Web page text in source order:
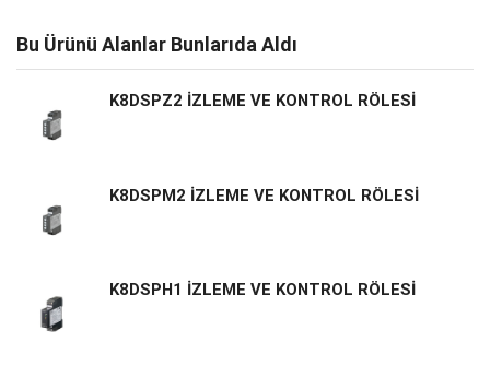
Bu Ürünü Alanlar Bunlarıda Aldı
K8DSPZ2 İZLEME VE KONTROL RÖLESİ
K8DSPM2 İZLEME VE KONTROL RÖLESİ
K8DSPH1 İZLEME VE KONTROL RÖLESİ